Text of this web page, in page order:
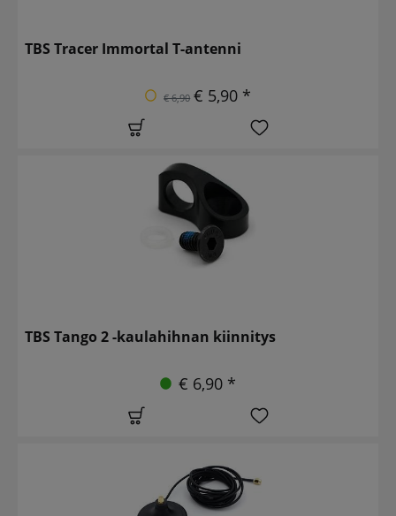
TBS Tracer Immortal T-antenni
€ 6,90 € 5,90 *
TBS Tango 2 -kaulahihnan kiinnitys
€ 6,90 *